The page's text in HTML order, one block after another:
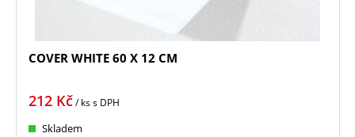
COVER WHITE 60 X 12 CM
212 Kč/ kss DPH
Skladem